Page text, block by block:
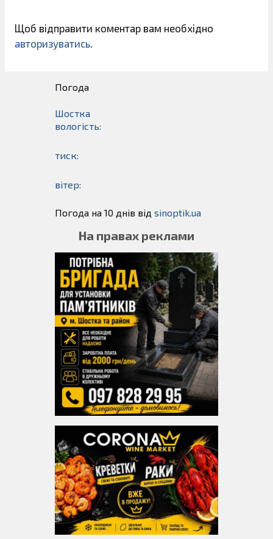
Щоб відправити коментар вам необхідно
авторизуватись.
Погода
Шостка
вологість:
тиск:
вітер:
Погода на 10 днів від sinoptik.ua
На правах реклами